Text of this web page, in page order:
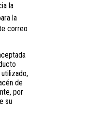
la
la
correo
de
por
su